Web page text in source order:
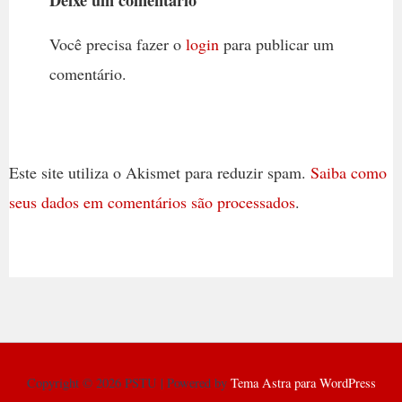
Você precisa fazer o loginpara publicar um
comentário.
Este site utiliza o Akismet para reduzir spam. Saiba como
seus dados em comentários são processados.
Copyright © 2026 PSTU | Powered by Tema Astra para WordPress